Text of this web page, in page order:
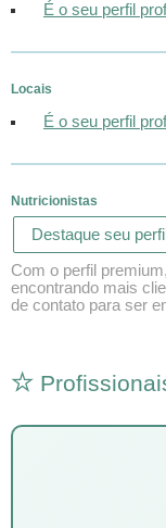
É o seu perfil
Locais
É o seu perfil
Nutricionistas
Destaque seu perfil
Com o perfil
encontrando mais
de contato para ser